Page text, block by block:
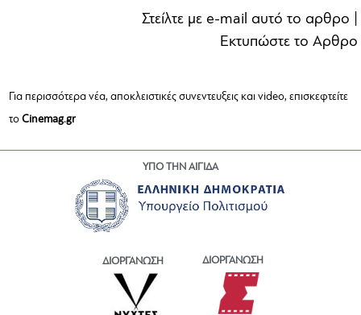
Στείλτε με e-mail αυτό το αρθρο
Εκτυπώστε το Αρθρο
Για περισσότερα νέα, αποκλειστικές συνεντευξεις και video, επισκεφτείτε
τοCinemag.gr
ΥΠΟ ΤΗΝ ΑΙΓΙΔΑ
ΔΙΟΡΓΑΝΩΣΗ ΔΙΟΡΓΑΝΩΣΗ